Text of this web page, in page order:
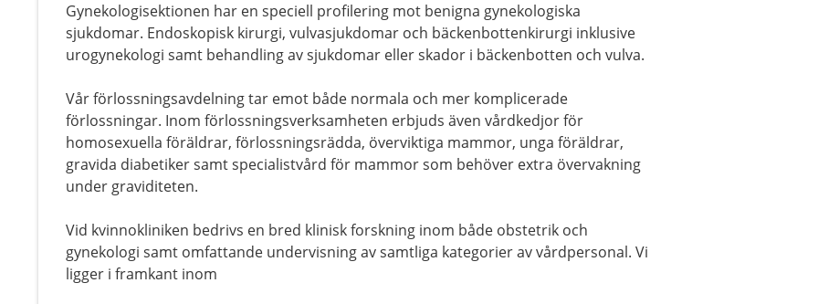
Gynekologisektionen har en speciell profilering mot benigna gynekologiska
sjukdomar. Endoskopisk kirurgi, vulvasjukdomar och bäckenbottenkirurgi inklusive
urogynekologi samt behandling av sjukdomar eller skador i bäckenbotten och vulva.
Vår förlossningsavdelning tar emot både normala och mer komplicerade
förlossningar. Inom förlossningsverksamheten erbjuds även vårdkedjor för
homosexuella föräldrar, förlossningsrädda, överviktiga mammor, unga föräldrar,
gravida diabetiker samt specialistvård för mammor som behöver extra övervakning
under graviditeten.
Vid kvinnokliniken bedrivs en bred klinisk forskning inom både obstetrik och
gynekologi samt omfattande undervisning av samtliga kategorier av vårdpersonal. Vi
ligger i framkant inom